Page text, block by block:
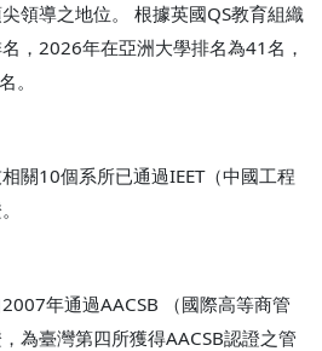
領導之地位。 根據英國QS教育組織
，2026年在亞洲大學排名為41名，
。
關10個系所已通過IEET（中國工程
年通過AACSB （國際高等商管
為臺灣第四所獲得AACSB認證之管